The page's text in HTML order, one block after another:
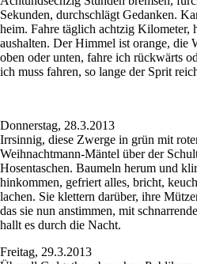
Sekunden, durchschlägt Gedanken.
heim. Fahre täglich achtzig Kilometer,
aushalten. Der Himmel ist orange, die
oben oder unten, fahre ich rückwärts
ich muss fahren, so lange der Sprit
Donnerstag, 28.3.2013
Irrsinnig, diese Zwerge in grün mit
Weihnachtmann-Mäntel über der
Hosentaschen. Baumeln herum und
hinkommen, gefriert alles, bricht,
lachen. Sie klettern darüber, ihre
das sie nun anstimmen, mit
hallt es durch die Nacht.
Freitag, 29.3.2013